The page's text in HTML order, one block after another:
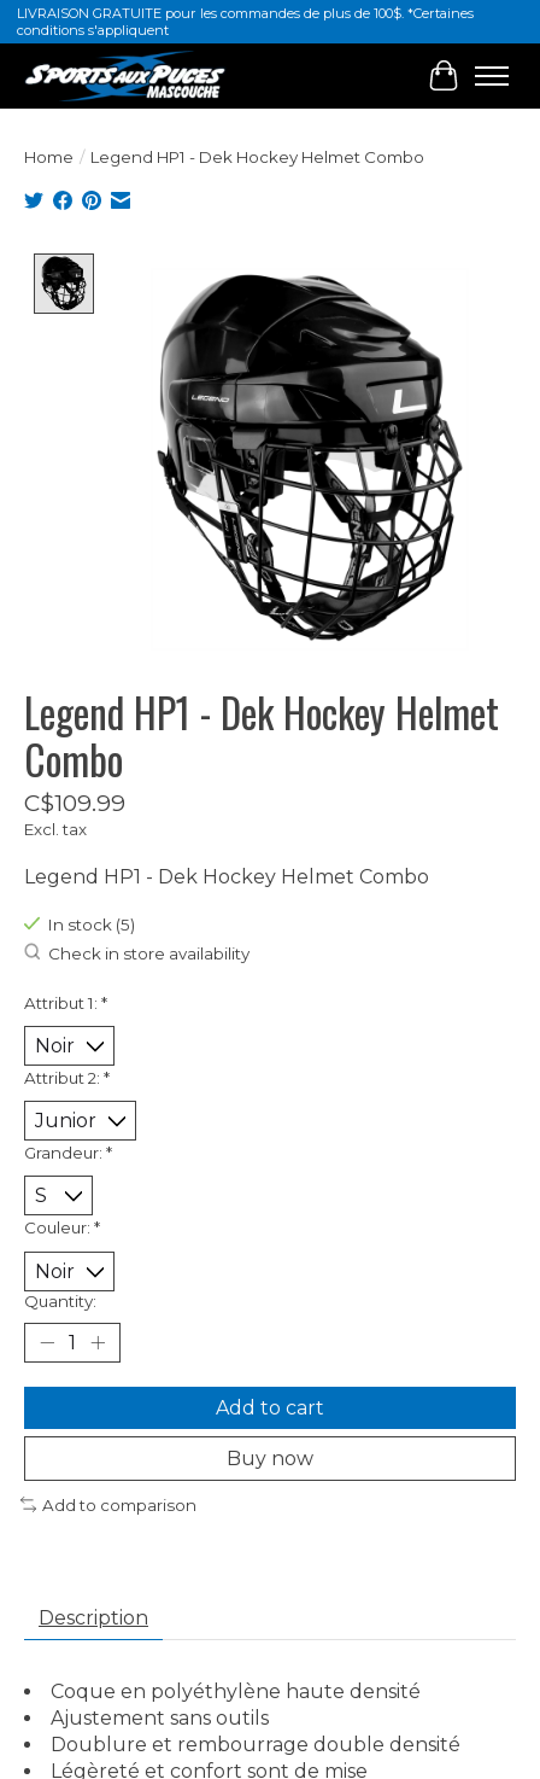
LIVRAISON GRATUITE pour les commandes de plus de 100$. *Certaines
conditions s'appliquent
Cart
Home / Legend HP1 - Dek Hockey Helmet Combo
Legend HP1 - Dek Hockey Helmet
Combo
C$109.99
Excl. tax
Legend HP1 - Dek Hockey Helmet Combo
In stock (5)
Check in store availability
Attribut 1: *
Attribut 2: *
Grandeur: *
Couleur: *
Quantity:
Add to cart
Buy now
Add to comparison
Description
Coque en polyéthylène haute densité
Ajustement sans outils
Doublure et rembourrage double densité
Légèreté et confort sont de mise